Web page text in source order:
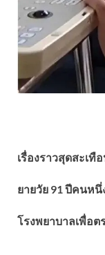
เรื่องราวสุดสะเ
ยายวัย 91 ปีคนห
โรงพยาบาลเพื่อต